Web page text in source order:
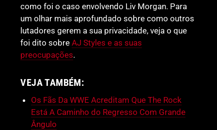
como foi o caso envolvendo Liv Morgan. Para
um olhar mais aprofundado sobre como outros
lutadores gerem a sua privacidade, veja o que
foi dito sobreAJ Styles e as suas
preocupações.
VEJA TAMBÉM:
Os Fãs Da WWE Acreditam Que The Rock
Está A Caminho do Regresso Com Grande
Ângulo